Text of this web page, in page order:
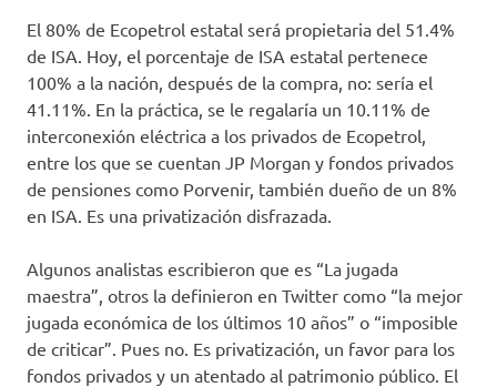
El 80% de Ecopetrol estatal será propietaria del 51.4%
de ISA. Hoy, el porcentaje de ISA estatal pertenece
100% a la nación, después de la compra, no: sería el
41.11%. En la práctica, se le regalaría un 10.11% de
interconexión eléctrica a los privados de Ecopetrol,
entre los que se cuentan JP Morgan y fondos privados
de pensiones como Porvenir, también dueño de un 8%
en ISA. Es una privatización disfrazada.
Algunos analistas escribieron que es “La jugada
maestra”, otros la definieron en Twitter como “la mejor
jugada económica de los últimos 10 años” o “imposible
de criticar”. Pues no. Es privatización, un favor para los
fondos privados y un atentado al patrimonio público. El